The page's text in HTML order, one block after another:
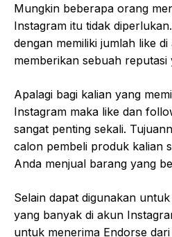
Mungkin beberapa orang
Instagram itu tidak
dengan memiliki jumlah like
memberikan sebuah reputasi
Apalagi bagi kalian yang
Instagram maka like dan
sangat penting sekali.
calon pembeli produk kalian
Anda menjual barang yang
Selain dapat digunakan
yang banyak di akun
untuk menerima Endorse